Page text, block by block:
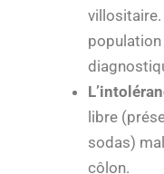
villositaire.
libre
sodas)
côlon.